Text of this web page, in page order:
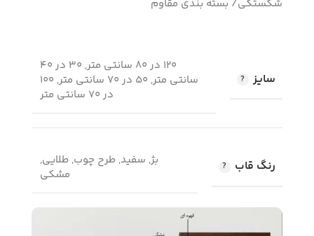
شکستگی/ بسته بندی مقاوم
سایز
120 در 80 سانتی متر, 30 در 40
سانتی متر, 50 در 70 سانتی متر, 100
در 70 سانتی متر
رنگ قاب
بژ, سفید, طرح چوب, طلایی,
مشکی